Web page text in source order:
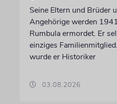
Seine Eltern und Brüder
Angehörige werden
Rumbula ermordet. Er
einziges
wurde er Historiker
03.08.2026